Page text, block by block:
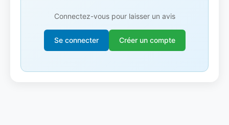
Connectez-vous pour laisser un avis
Se connecter Créer un compte